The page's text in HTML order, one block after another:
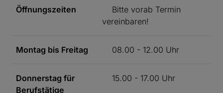
Öffnungszeiten
Bitte vorab Termin
vereinbaren!
Montag bis Freitag 08.00 - 12.00 Uhr
Donnerstag für
Berufstätige
15.00 - 17.00 Uhr